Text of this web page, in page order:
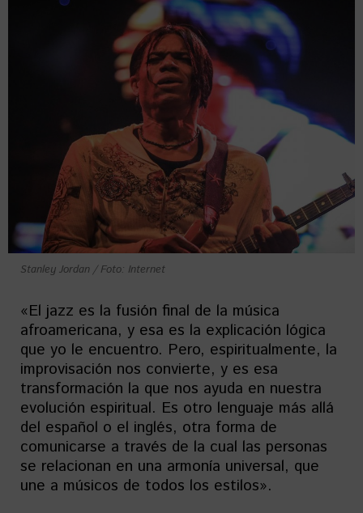
Stanley Jordan / Foto: Internet
«El jazz es la fusión final de la música
afroamericana, y esa es la explicación lógica
que yo le encuentro. Pero, espiritualmente, la
improvisación nos convierte, y es esa
transformación la que nos ayuda en nuestra
evolución espiritual. Es otro lenguaje más allá
del español o el inglés, otra forma de
comunicarse a través de la cual las personas
se relacionan en una armonía universal, que
une a músicos de todos los estilos».